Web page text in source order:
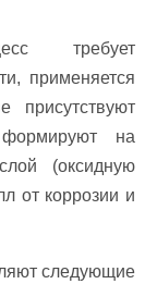
требует
применяется
на
(оксидную
от коррозии и
следующие